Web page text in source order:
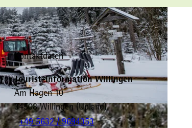
Kontaktdaten
Tourist-Information Willingen
Am Hagen 10
34508Willingen (Upland)
+49 5632 / 9694353